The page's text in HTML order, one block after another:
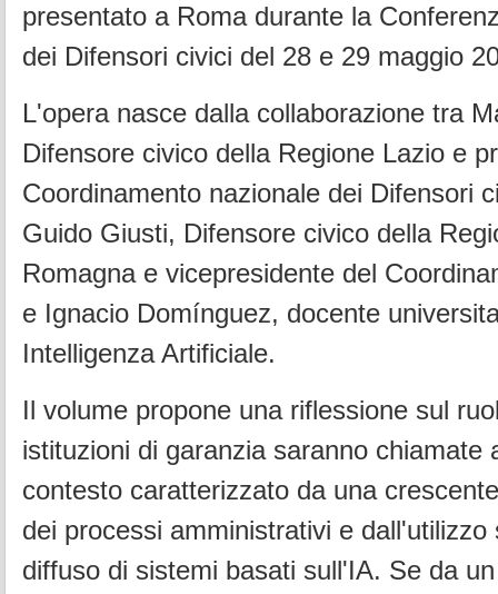
presentato a Roma durante la
dei Difensori civici del 28 e 29 maggio
L'opera nasce dalla collaborazione tra
Difensore civico della Regione Lazio e
Coordinamento nazionale dei Difensori
Guido Giusti, Difensore civico della
Romagna e vicepresidente del
e Ignacio Domínguez, docente
Intelligenza Artificiale.
Il volume propone una riflessione sul
istituzioni di garanzia saranno chiamate
contesto caratterizzato da una
dei processi amministrativi e dall'utilizzo
diffuso di sistemi basati sull'IA. Se da